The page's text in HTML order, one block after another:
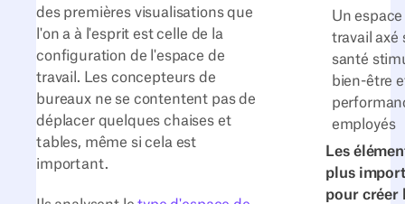
Un
travail axé
santé
bien-être
employés
Les
plus
pour créer
des premières visualisations que
l'on a à l'esprit est celle de la
configuration de l'espace de
travail. Les concepteurs de
bureaux ne se contentent pas de
déplacer quelques chaises et
tables, même si cela est
important.